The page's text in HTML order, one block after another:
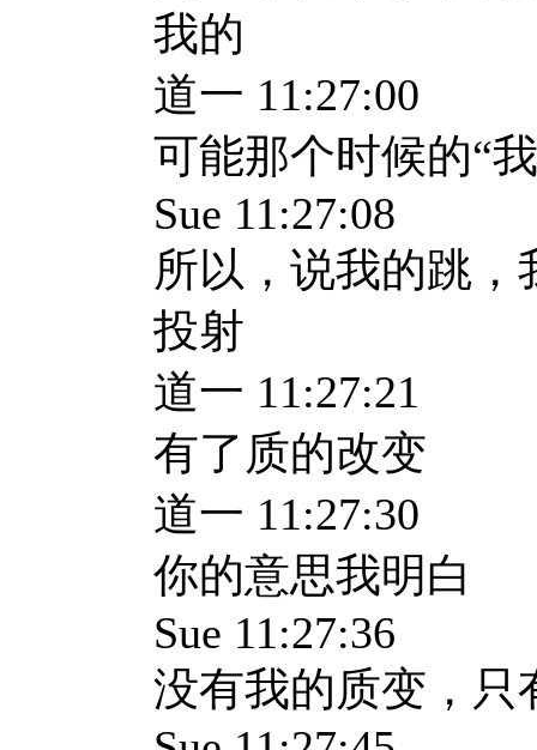
我的
道一 11:27:00
可能那个时候的“
Sue 11:27:08
所以，说我的跳
投射
道一 11:27:21
有了质的改变
道一 11:27:30
你的意思我明白
Sue 11:27:36
没有我的质变，只